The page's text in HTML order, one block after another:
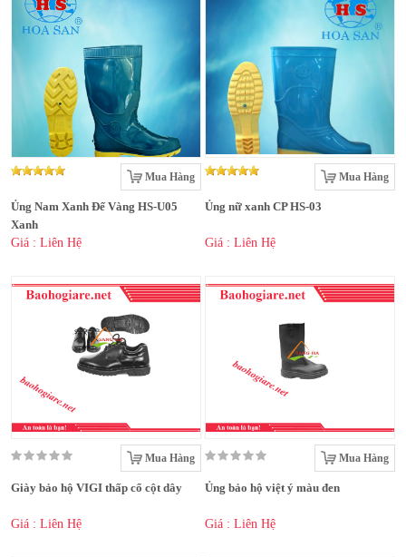
Mua Hàng
Ủng Nam Xanh Đế Vàng HS-U05
Xanh
Giá : Liên Hệ
Mua Hàng
Ủng nữ xanh CP HS-03
Giá : Liên Hệ
Mua Hàng
Giày bảo hộ VIGI thấp cổ cột dây
Giá : Liên Hệ
Mua Hàng
Ủng bảo hộ việt ý màu đen
Giá : Liên Hệ